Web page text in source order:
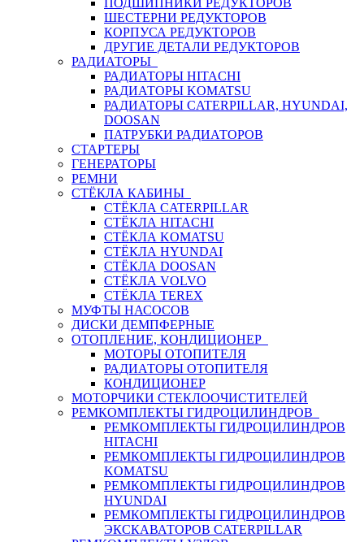
ПОДШИПНИКИ РЕДУКТОРОВ
ШЕСТЕРНИ РЕДУКТОРОВ
КОРПУСА РЕДУКТОРОВ
ДРУГИЕ ДЕТАЛИ РЕДУКТОРОВ
РАДИАТОРЫ
РАДИАТОРЫ HITACHI
РАДИАТОРЫ KOMATSU
РАДИАТОРЫ CATERPILLAR, HYUNDAI,
DOOSAN
ПАТРУБКИ РАДИАТОРОВ
СТАРТЕРЫ
ГЕНЕРАТОРЫ
РЕМНИ
СТЁКЛА КАБИНЫ
СТЁКЛА CATERPILLAR
СТЁКЛА HITACHI
СТЁКЛА KOMATSU
СТЁКЛА HYUNDAI
СТЁКЛА DOOSAN
СТЁКЛА VOLVO
СТЁКЛА TEREX
МУФТЫ НАСОСОВ
ДИСКИ ДЕМПФЕРНЫЕ
ОТОПЛЕНИЕ, КОНДИЦИОНЕР
МОТОРЫ ОТОПИТЕЛЯ
РАДИАТОРЫ ОТОПИТЕЛЯ
КОНДИЦИОНЕР
МОТОРЧИКИ СТЕКЛООЧИСТИТЕЛЕЙ
РЕМКОМПЛЕКТЫ ГИДРОЦИЛИНДРОВ
РЕМКОМПЛЕКТЫ ГИДРОЦИЛИНДРОВ
HITACHI
РЕМКОМПЛЕКТЫ ГИДРОЦИЛИНДРОВ
KOMATSU
РЕМКОМПЛЕКТЫ ГИДРОЦИЛИНДРОВ
HYUNDAI
РЕМКОМПЛЕКТЫ ГИДРОЦИЛИНДРОВ
ЭКСКАВАТОРОВ CATERPILLAR